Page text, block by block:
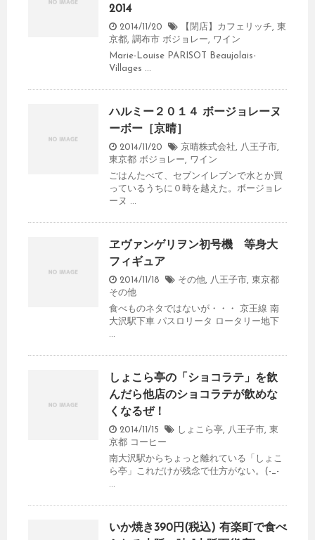
2014
2014/11/20 【閉店】カフェリッチ, 東
京都, 調布市 ボジョレー, ワイン
Marie-Louise PARISOT Beaujolais-
Villages ...
ハルミー２０１４ ボージョレーヌ
ーボー［京晴］
2014/11/20 京晴株式会社, 八王子市,
東京都 ボジョレー, ワイン
ごはんたべて、セブンイレブンで水とか買
っているうちに０時を越えた。ボージョレ
ーヌ ...
ヱヴァンゲリヲン初号機 等身大
フィギュア
2014/11/18 その他, 八王子市, 東京都
その他
食べものネタではないが・・・ 京王線 南
大沢駅下車 パスロリータ ロータリー地下
...
しょこら亭の「ショコラテ」を飲
んだら他店のショコラテが飲めな
くなるぜ！
2014/11/15 しょこら亭, 八王子市, 東
京都 コーヒー
南大沢駅からちょっと離れている「しょこ
ら亭」これだけが残念で仕方がない。(-_-
...
いか焼き390円(税込) 有楽町で食べ